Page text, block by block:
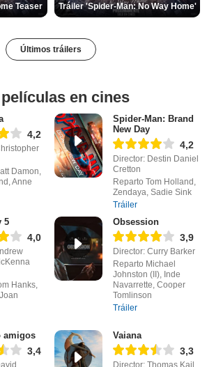
Teaser Tráiler 'Spider-Man: No Way Home'
Últimos tráilers
en cines
4,2
Damon,
Anne
Spider-Man: Brand
New Day
4,2
Director: Destin Daniel
Cretton
Reparto Tom Holland,
Zendaya, Sadie Sink
Tráiler
5
4,0
Hanks,
Obsession
3,9
Director: Curry Barker
Reparto Michael
Johnston (II), Inde
Navarrette, Cooper
Tomlinson
Tráiler
amigos
3,4
Vaiana
3,3
Director: Thomas Kail